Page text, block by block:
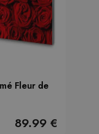
Fleur de
89.99 €